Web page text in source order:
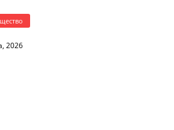
2026